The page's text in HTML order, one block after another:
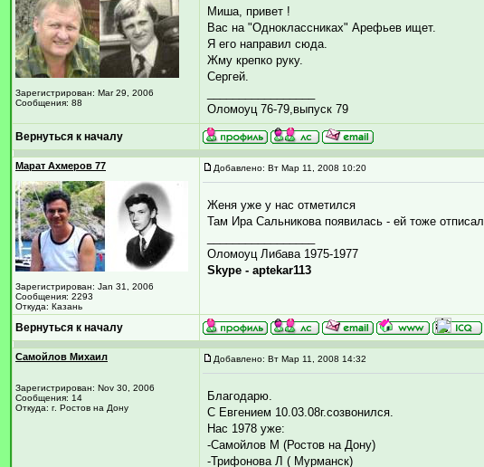
Зарегистрирован: Mar 29, 2006
Сообщения: 88
Миша, привет !
Вас на "Одноклассниках" Арефьев ищет.
Я его направил сюда.
Жму крепко руку.
Сергей.
Оломоуц 76-79,выпуск 79
Вернуться к началу
Марат Ахмеров 77
Зарегистрирован: Jan 31, 2006
Сообщения: 2293
Откуда: Казань
Добавлено: Вт Мар 11, 2008 10:20
Женя уже у нас отметился
Там Ира Сальникова появилась - ей тоже отписал
Оломоуц Либава 1975-1977
Skype - aptekar113
Вернуться к началу
Самойлов Михаил
Зарегистрирован: Nov 30, 2006
Сообщения: 14
Откуда: г. Ростов на Дону
Добавлено: Вт Мар 11, 2008 14:32
Благодарю.
С Евгением 10.03.08г.созвонился.
Нас 1978 уже:
-Самойлов М (Ростов на Дону)
-Трифонова Л ( Мурманск)